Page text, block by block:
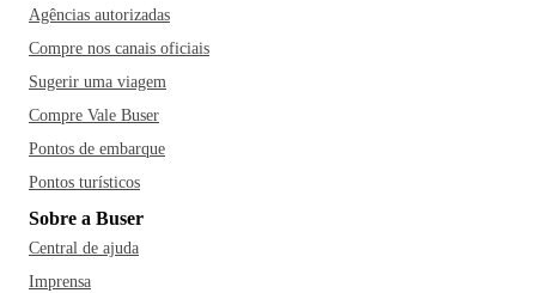
Agências autorizadas
Compre nos canais oficiais
Sugerir uma viagem
Compre Vale Buser
Pontos de embarque
Pontos turísticos
Sobre a Buser
Central de ajuda
Imprensa